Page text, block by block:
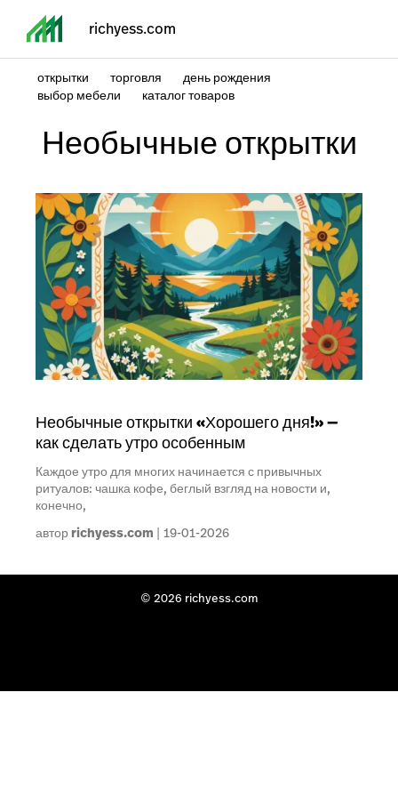
richyess.com
открытки торговля
день рождения
выбор мебели
каталог товаров
Необычные открытки
Необычные открытки «Хорошего дня!» —
как сделать утро особенным
Каждое утро для многих начинается с привычных
ритуалов: чашка кофе, беглый взгляд на новости и,
конечно,
автор richyess.com 19-01-2026
© 2026 richyess.com